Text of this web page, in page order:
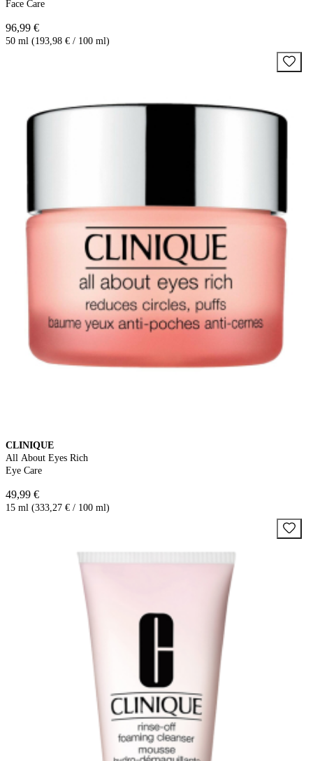
Face Care
96,99 €
50 ml (193,98 € / 100 ml)
CLINIQUE
All About Eyes Rich
Eye Care
49,99 €
15 ml (333,27 € / 100 ml)